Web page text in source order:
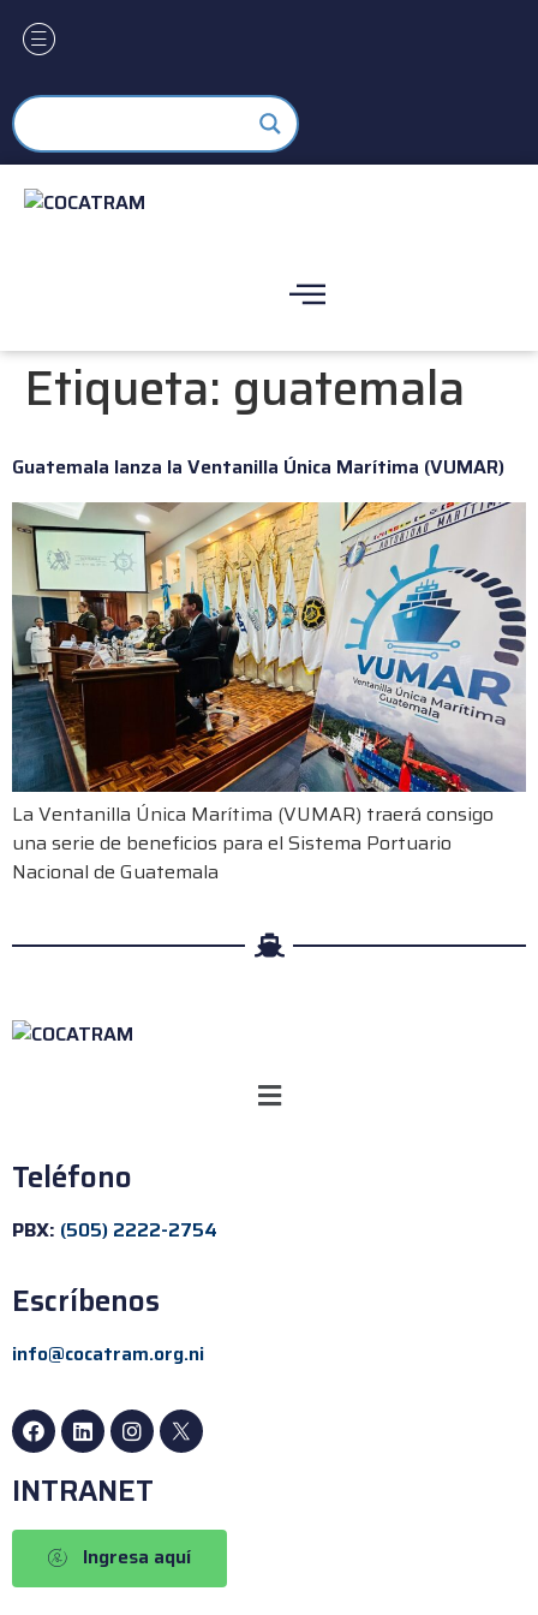
Etiqueta: guatemala
Guatemala lanza la Ventanilla Única Marítima (VUMAR)
La Ventanilla Única Marítima (VUMAR) traerá consigo
una serie de beneficios para el Sistema Portuario
Nacional de Guatemala
Teléfono
PBX: (505) 2222-2754
Escríbenos
info@cocatram.org.ni
INTRANET
Ingresa aquí